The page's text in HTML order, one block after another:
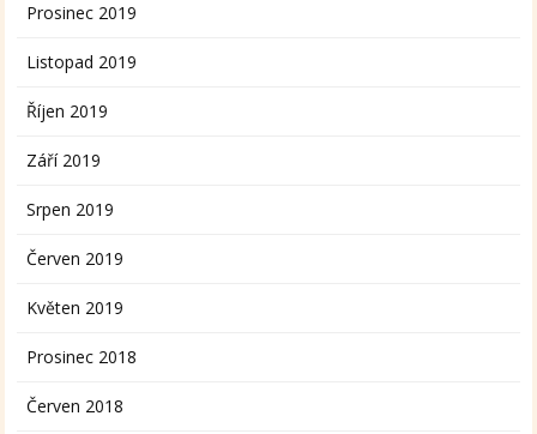
Prosinec 2019
Listopad 2019
Říjen 2019
Září 2019
Srpen 2019
Červen 2019
Květen 2019
Prosinec 2018
Červen 2018